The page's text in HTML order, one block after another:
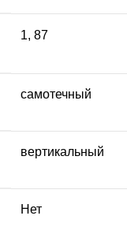
1, 87
самотечный
вертикальный
Нет